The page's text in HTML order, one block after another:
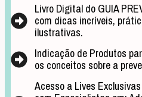
Livro Digital do GUIA
com dicas incríveis,
ilustrativas.
Indicação de Produtos
os conceitos sobre a
Acesso a Lives